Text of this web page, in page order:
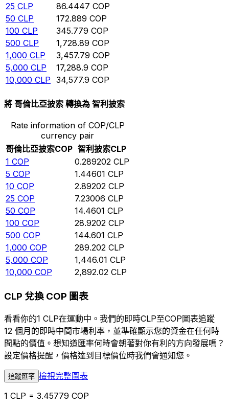
25 CLP 86.4447 COP
50 CLP 172.889 COP
100 CLP 345.779 COP
500 CLP 1,728.89 COP
1,000 CLP 3,457.79 COP
5,000 CLP 17,288.9 COP
10,000 CLP 34,577.9 COP
將 哥倫比亞披索 轉換為 智利披索
Rate information of COP/CLP
currency pair
哥倫比亞披索COP 智利披索CLP
1 COP 0.289202 CLP
5 COP 1.44601 CLP
10 COP 2.89202 CLP
25 COP 7.23006 CLP
50 COP 14.4601 CLP
100 COP 28.9202 CLP
500 COP 144.601 CLP
1,000 COP 289.202 CLP
5,000 COP 1,446.01 CLP
10,000 COP 2,892.02 CLP
CLP 兌換 COP 圖表
看看你的1 CLP在運動中。我們的即時CLP至COP圖表追蹤
12 個月的即時中間市場利率，並準確顯示您的資金在任何時
間點的價值。想知道匯率何時會朝著對你有利的方向發展嗎？
設定價格提醒，價格達到目標價位時我們會通知您。
追蹤匯率 檢視完整圖表
1 CLP = 3.45779 COP